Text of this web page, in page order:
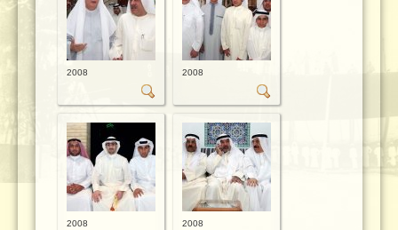
2008 2008
2008 2008